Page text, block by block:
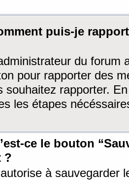
puis-je
du forum
pour rapporter des
souhaitez rapporter.
les étapes
ce le bouton
?
à sauvegarder